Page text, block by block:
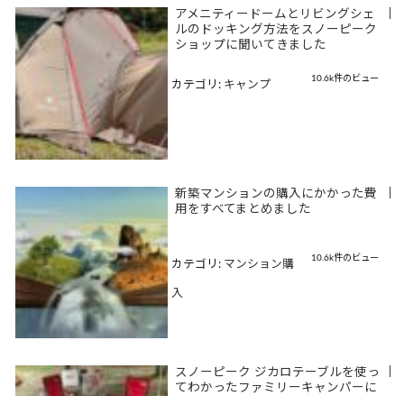
アメニティードームとリビングシェ
ルのドッキング方法をスノーピーク
ショップに聞いてきました
10.6k件のビュー
カテゴリ: キャンプ
新築マンションの購入にかかった費
用をすべてまとめました
10.6k件のビュー
カテゴリ: マンション購
入
スノーピーク ジカロテーブルを使っ
てわかったファミリーキャンパーに